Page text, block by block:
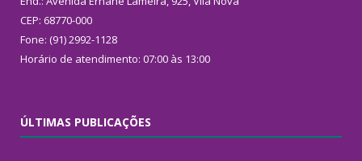
CEP: 68770-000
Fone: (91) 2992-1128
Horário de atendimento: 07:00 às 13:00
ÚLTIMAS PUBLICAÇÕES